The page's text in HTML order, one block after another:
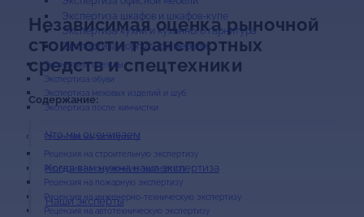
Экспертиза шкафов и шкафов-купе
Экспертиза кухни и кухонного гарнитура
Экспертиза корпусной мебели
Экспертиза одежды
Экспертиза обуви
Экспертиза меховых изделий и шуб
Экспертиза после химчистки
Рецензия на строительную экспертизу
Рецензия на оценочную экспертизу
Рецензия на пожарную экспертизу
Рецензия на инженерно-техническую экспертизу
Рецензия на автотехническую экспертизу
Независимая оценка рыночной
стоимости транспортных
средств и спецтехники
Содержание:
Что мы оцениваем
Когда вам нужна наша экспертиза
Наши эксперты